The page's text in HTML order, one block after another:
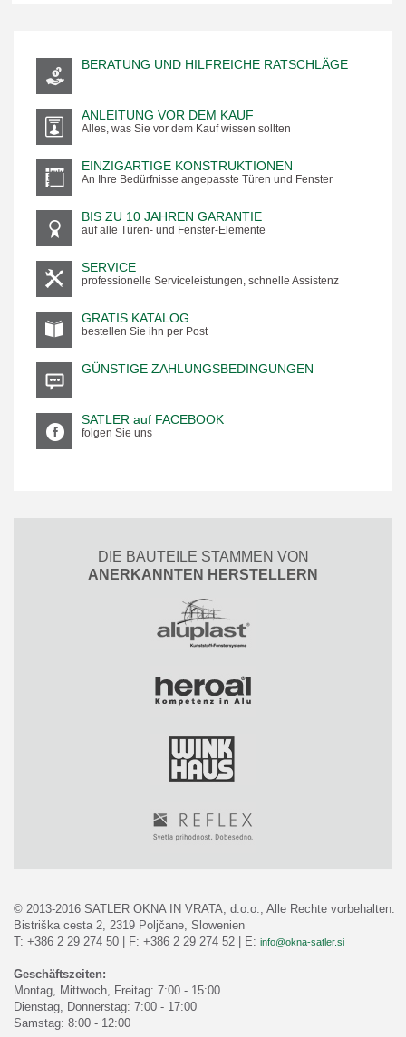
BERATUNG UND HILFREICHE RATSCHLÄGE
ANLEITUNG VOR DEM KAUF
Alles, was Sie vor dem Kauf wissen sollten
EINZIGARTIGE KONSTRUKTIONEN
An Ihre Bedürfnisse angepasste Türen und Fenster
BIS ZU 10 JAHREN GARANTIE
auf alle Türen- und Fenster-Elemente
SERVICE
professionelle Serviceleistungen, schnelle Assistenz
GRATIS KATALOG
bestellen Sie ihn per Post
GÜNSTIGE ZAHLUNGSBEDINGUNGEN
SATLER auf FACEBOOK
folgen Sie uns
DIE BAUTEILE STAMMEN VON
ANERKANNTEN HERSTELLERN
© 2013-2016 SATLER OKNA IN VRATA, d.o.o., Alle Rechte vorbehalten.
Bistriška cesta 2, 2319 Poljčane, Slowenien
T: +386 2 29 274 50 | F: +386 2 29 274 52 | E: info@okna-satler.si
Geschäftszeiten:
Montag, Mittwoch, Freitag: 7:00 - 15:00
Dienstag, Donnerstag: 7:00 - 17:00
Samstag: 8:00 - 12:00